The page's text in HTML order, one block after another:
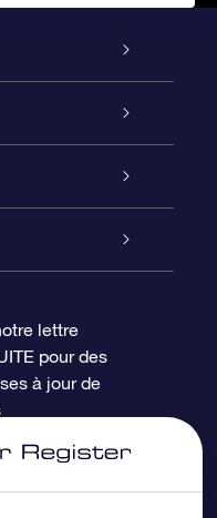
lettre
pour des
à jour de